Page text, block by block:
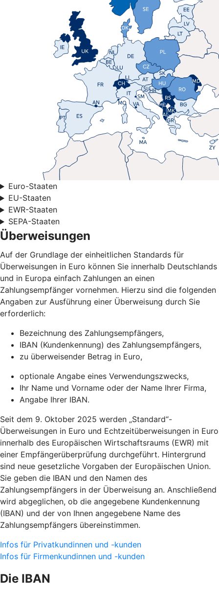
Euro-Staaten
EU-Staaten
EWR-Staaten
SEPA-Staaten
Überweisungen
Auf der Grundlage der einheitlichen Standards für
Überweisungen in Euro können Sie innerhalb Deutschlands
und in Europa einfach Zahlungen an einen
Zahlungsempfänger vornehmen. Hierzu sind die folgenden
Angaben zur Ausführung einer Überweisung durch Sie
erforderlich:
Bezeichnung des Zahlungsempfängers,
IBAN (Kundenkennung) des Zahlungsempfängers,
zu überweisender Betrag in Euro,
optionale Angabe eines Verwendungszwecks,
Ihr Name und Vorname oder der Name Ihrer Firma,
Angabe Ihrer IBAN.
Seit dem 9. Oktober 2025 werden „Standard“-
Überweisungen in Euro und Echtzeitüberweisungen in Euro
innerhalb des Europäischen Wirtschaftsraums (EWR) mit
einer Empfängerüberprüfung durchgeführt. Hintergrund
sind neue gesetzliche Vorgaben der Europäischen Union.
Sie geben die IBAN und den Namen des
Zahlungsempfängers in der Überweisung an. Anschließend
wird abgeglichen, ob die angegebene Kundenkennung
(IBAN) und der von Ihnen angegebene Name des
Zahlungsempfängers übereinstimmen.
Infos für Privatkundinnen und -kunden
Infos für Firmenkundinnen und -kunden
Die IBAN